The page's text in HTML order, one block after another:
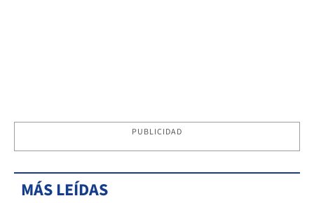
PUBLICIDAD
MÁS LEÍDAS